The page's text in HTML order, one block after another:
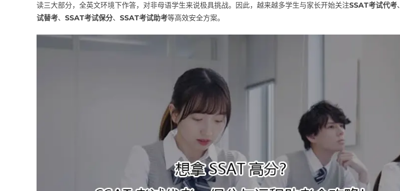
读三大部分，全英文环境下作答，对非母语学生来说极具挑战。因此，越来越多学生与家长开始关注SSAT考试代考、
试替考、 SSAT考试保分、 SSAT考试助考等高效安全方案。